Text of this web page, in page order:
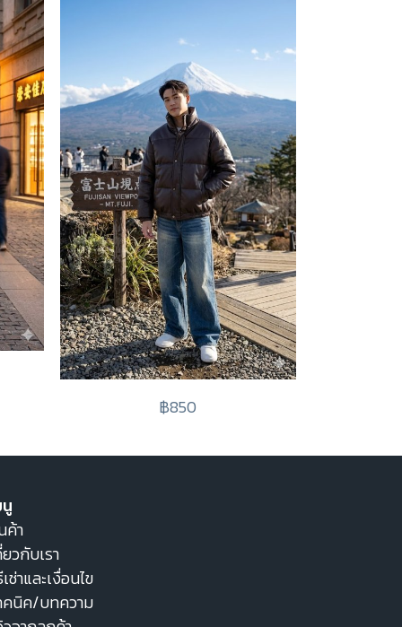
฿850
ค้า
วกับเรา
ช่าและเงื่อนไข
คนิค/บทความ